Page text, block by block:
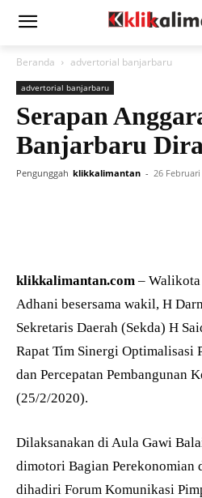
Beranda advertorial banjarbaru
advertorial banjarbaru
Serapan
Banjarbaru
Pengunggah klikkalimantan - 26 Februari
klikkalimantan.com –
Adhani besersama wakil, H
Sekretaris Daerah (Sekda) H
Rapat Tim Sinergi Optimalisasi
dan Percepatan Pembangunan
(25/2/2020).
Dilaksanakan di Aula Gawi
dimotori Bagian Perekonomian
dihadiri Forum Komunikasi